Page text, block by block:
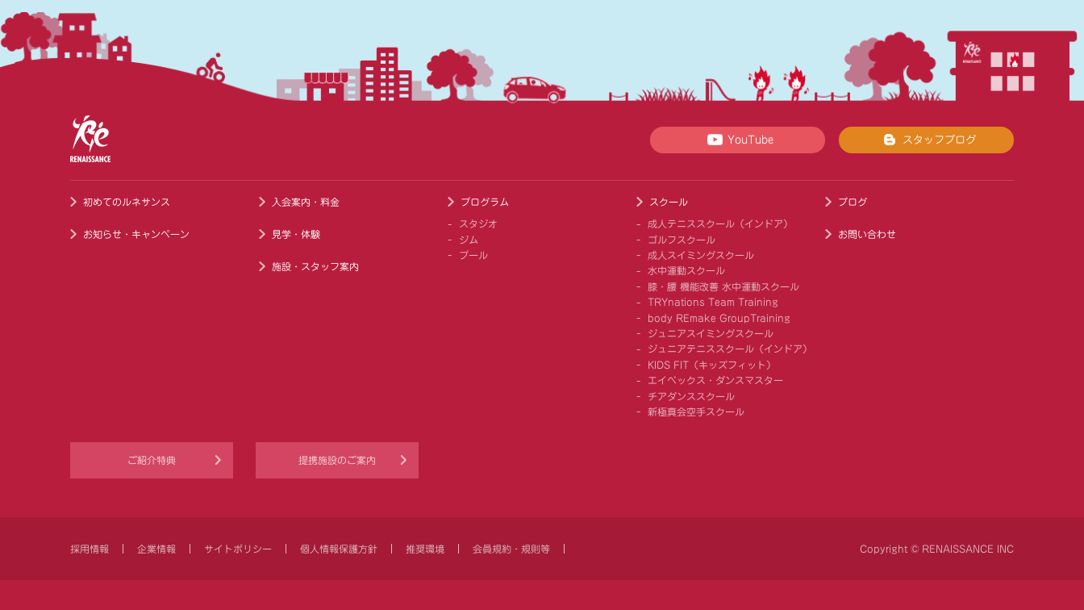
YouTube スタッフブログ
初めてのルネサンス
お知らせ・キャンペーン
入会案内・料金
見学・体験
施設・スタッフ案内
プログラム
スタジオ
ジム
プール
スクール
成人テニススクール（インドア）
ゴルフスクール
成人スイミングスクール
水中運動スクール
膝・腰 機能改善 水中運動スクール
TRYnations Team Training
body REmake GroupTraining
ジュニアスイミングスクール
ジュニアテニススクール（インドア）
KIDS FIT（キッズフィット）
エイベックス・ダンスマスター
チアダンススクール
新極真会空手スクール
ブログ
お問い合わせ
ご紹介特典 提携施設のご案内
採用情報 企業情報 サイトポリシー 個人情報保護方針 推奨環境 会員規約・規則等 Copyright © RENAISSANCE INC